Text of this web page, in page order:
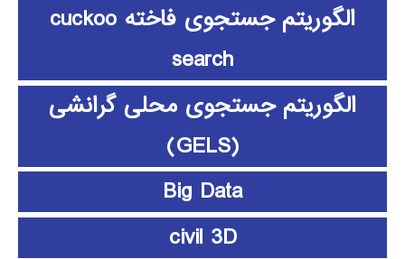
الگوریتم جستجوی فاخته cuckoo
search
الگوریتم جستجوی محلی گرانشی
(GELS)
Big Data
civil 3D